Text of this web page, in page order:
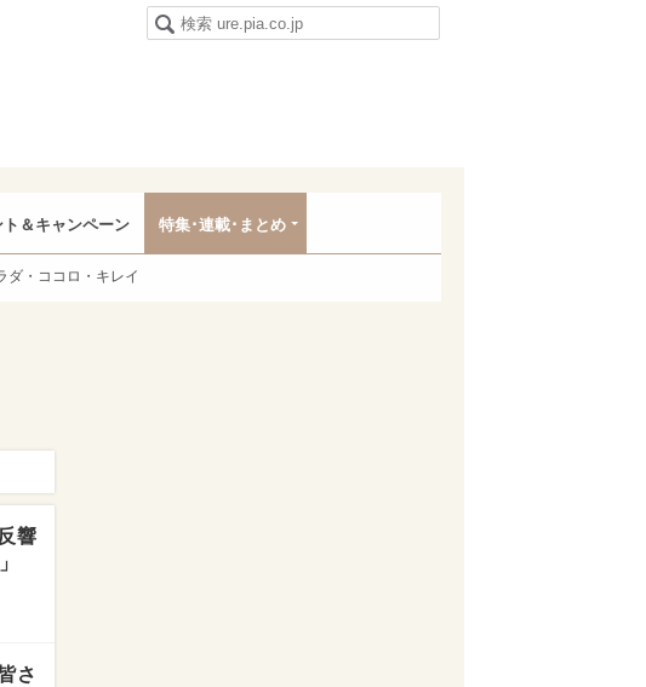
ト＆キャンペーン 特集･連載･まとめ
ダ・ココロ・キレイ
響
さ